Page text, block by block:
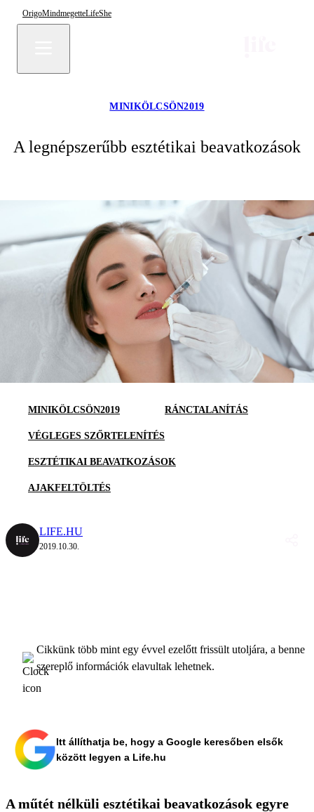
OrigoMindmegetteLifeShe
MINIKÖLCSÖN2019
A legnépszerűbb esztétikai beavatkozások
MINIKÖLCSÖN2019 RÁNCTALANÍTÁS
VÉGLEGES SZŐRTELENÍTÉS
ESZTÉTIKAI BEAVATKOZÁSOK
AJAKFELTÖLTÉS
LIFE.HU
2019.10.30.
Cikkünk több mint egy évvel ezelőtt frissült utoljára, a benne
szereplő információk elavultak lehetnek.
Itt állíthatja be, hogy a Google keresőben elsők
között legyen a Life.hu
A műtét nélküli esztétikai beavatkozások egyre